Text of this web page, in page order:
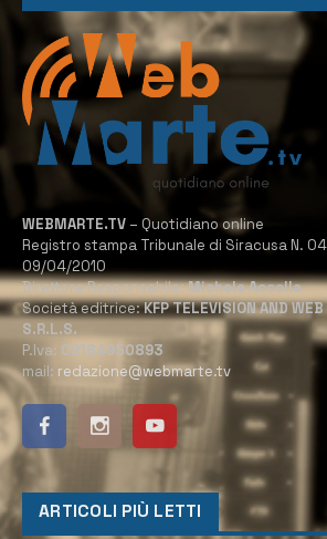
WEBMARTE.TV – Quotidiano online
Registro stampa Tribunale di Siracusa N.
09/04/2010
Direttore Responsabile:Michele Accolla
Società editrice:KFP TELEVISION AND
S.R.L.S.
P.Iva: 02184950893
mail: redazione@webmarte.tv
ARTICOLI PIÙ LETTI